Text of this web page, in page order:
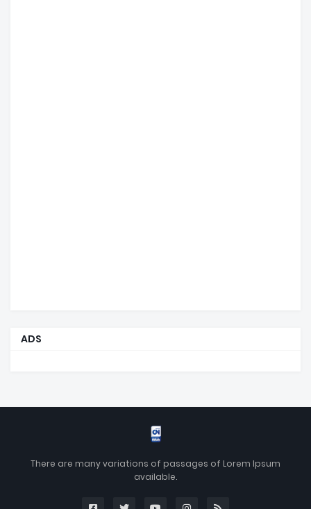
ADS
There are many variations of passages of Lorem Ipsum
available.